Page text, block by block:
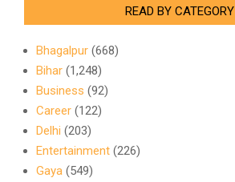
READ BY CATEGORY
Bhagalpur (668)
Bihar (1,248)
Business (92)
Career (122)
Delhi (203)
Entertainment (226)
Gaya (549)